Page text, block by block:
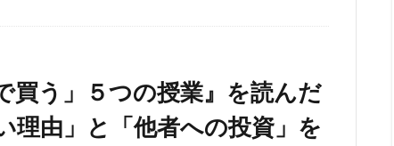
買う」５つの授業』を読んだ
理由」と「他者への投資」を